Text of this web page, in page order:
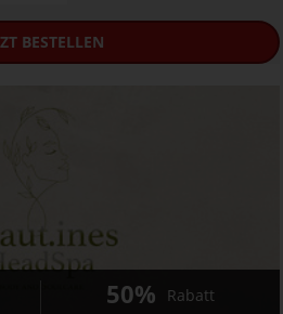
BESTELLEN
50% Rabatt